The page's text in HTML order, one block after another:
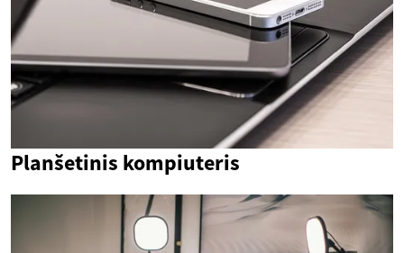
Planšetinis kompiuteris